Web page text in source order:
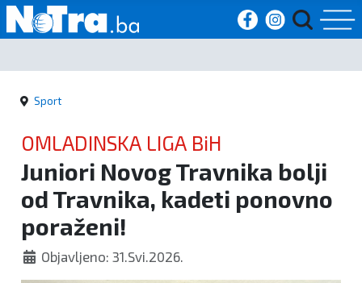
Početna
Vijesti
Sport
Kultura
Crna
kronika
Sport
OMLADINSKA LIGA BiH
Juniori Novog Travnika bolji
od Travnika, kadeti ponovno
poraženi!
Objavljeno: 31.Svi.2026.